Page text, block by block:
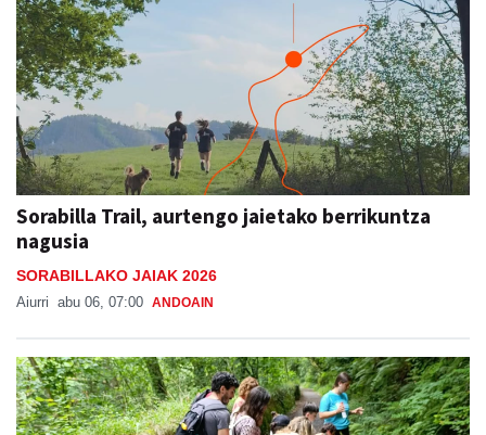
Sorabilla Trail, aurtengo jaietako berrikuntza
nagusia
SORABILLAKO JAIAK 2026
Aiurri abu 06, 07:00 ANDOAIN